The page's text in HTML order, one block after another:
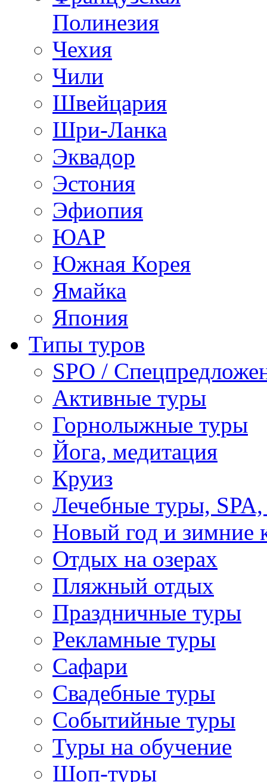
Полинезия
Чехия
Чили
Швейцария
Шри-Ланка
Эквадор
Эстония
Эфиопия
ЮАР
Южная Корея
Ямайка
Япония
Типы туров
SPO /
Активные туры
Горнолыжные туры
Йога, медитация
Круиз
Лечебные туры, SPA,
Новый год и зимние
Отдых на озерах
Пляжный отдых
Праздничные туры
Рекламные туры
Сафари
Свадебные туры
Событийные туры
Туры на обучение
Шоп-туры